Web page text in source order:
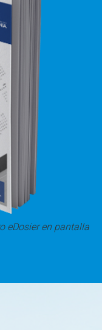
eDosier en pantalla